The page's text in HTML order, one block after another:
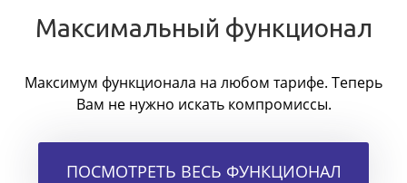
Максимальный функционал
Максимум функционала на любом тарифе. Теперь
Вам не нужно искать компромиссы.
ПОСМОТРЕТЬ ВЕСЬ ФУНКЦИОНАЛ